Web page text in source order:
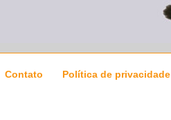
Contato Política de privacidade